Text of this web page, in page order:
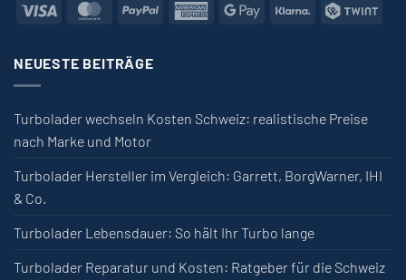
Visa MasterCardPayPal
AmericanGoogle
Klarna
NEUESTE BEITRÄGE
Turbolader wechseln Kosten Schweiz: realistische Preise
nach Marke und Motor
Turbolader Hersteller im Vergleich: Garrett, BorgWarner, IHI
& Co.
Turbolader Lebensdauer: So hält Ihr Turbo lange
Turbolader Reparatur und Kosten: Ratgeber für die Schweiz